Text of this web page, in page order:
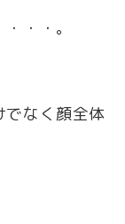
・・。
なく顔全体